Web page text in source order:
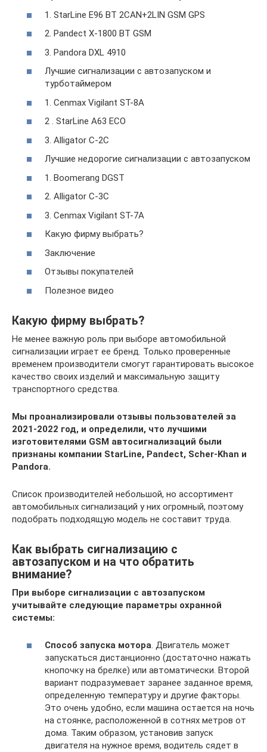
1. StarLine E96 BT 2CAN+2LIN GSM GPS
2. Pandect X-1800 BT GSM
3. Pandora DXL 4910
Лучшие сигнализации с автозапуском и
турботаймером
1. Cenmax Vigilant ST-8A
2 . StarLine A63 ECO
3. Alligator C-2C
Лучшие недорогие сигнализации с автозапуском
1. Boomerang DGST
2. Alligator C-3C
3. Cenmax Vigilant ST-7A
Какую фирму выбрать?
Заключение
Отзывы покупателей
Полезное видео
Какую фирму выбрать?
Не менее важную роль при выборе автомобильной
сигнализации играет ее бренд. Только проверенные
временем производители смогут гарантировать высокое
качество своих изделий и максимальную защиту
транспортного средства.
Мы проанализировали отзывы пользователей за
2021-2022 год, и определили, что лучшими
изготовителями GSM автосигнализаций были
признаны компании StarLine, Pandect, Scher-Khan и
Pandora.
Список производителей небольшой, но ассортимент
автомобильных сигнализаций у них огромный, поэтому
подобрать подходящую модель не составит труда.
Как выбрать сигнализацию с
автозапуском и на что обратить
внимание?
При выборе сигнализации с автозапуском
учитывайте следующие параметры охранной
системы:
Способ запуска мотора. Двигатель может
запускаться дистанционно (достаточно нажать
кнопочку на брелке) или автоматически. Второй
вариант подразумевает заранее заданное время,
определенную температуру и другие факторы.
Это очень удобно, если машина остается на ночь
на стоянке, расположенной в сотнях метров от
дома. Таким образом, установив запуск
двигателя на нужное время, водитель сядет в